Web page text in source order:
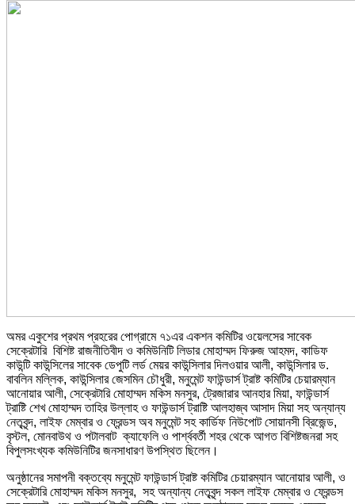
অমর একুশের প্রথম প্রহরের পোগ্রামে ৭১এর একশন কমিটির ওয়েলসের সাবেক
সেক্রেটারি বিশিষ্ট রাজনীতিবীদ ও কমিউনিটি লিডার মোহাম্মদ ফিরুজ আহমদ, কাডিফ
কাউন্টি কাউন্সিলের সাবেক ডেপুটি লর্ড মেয়র কাউন্সিলার দিলওয়ার আলী, কাউন্সিলার ড.
বাবলিন মল্লিক, কাউন্সিলার জেসমিন চৌধুরী, মনুমেন্ট ফাউন্ডার্স ট্রাষ্ট কমিটির চেয়ারম্যান
আনোয়ার আলী, সেক্রেটারি মোহাম্মদ মকিস মনসুর, ট্রেজারার আনহার মিয়া, ফাউন্ডার্স
ট্রাষ্টি শেখ মোহাম্মদ তাহির উল্লাহ ও ফাউন্ডার্স ট্রাষ্টি আলহাজ্ব আসাদ মিয়া সহ অন্যান্য
নেতৃবৃন্দ, লাইফ মেম্বার ও ফ্রেন্ডস অব মনুমেন্ট সহ কার্ডিফ নিউপোট সোয়ানসী ব্রিজেন্ড,
বৃস্টল, মোনবাউথ ও পটালবাট ক্যাফেলি ও পার্শ্ববর্তী শহর থেকে আগত বিশিষ্টজনরা সহ
বিপুলসংখ্যক কমিউনিটির জনসাধারণ উপস্থিত ছিলেন।
অনুষ্ঠানের সমাপনী বক্তব্যে মনুমেন্ট ফাউন্ডার্স ট্রাষ্ট কমিটির চেয়ারম্যান আনোয়ার আলী, ও
সেক্রেটারি মোহাম্মদ মকিস মনসুর, সহ অন্যান্য নেতৃবৃন্দ সকল লাইফ মেম্বার ও ফ্রেন্ডস